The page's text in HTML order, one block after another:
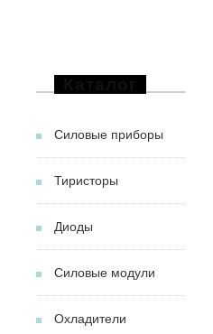
Силовые приборы
Тиристоры
Диоды
Силовые модули
Охладители